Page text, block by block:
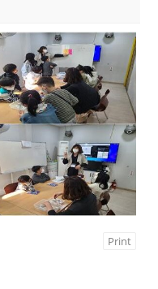
Print